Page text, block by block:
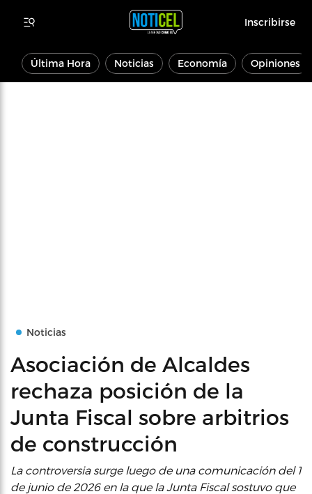
Inscribirse
Última Hora Noticias Economía Opiniones
Noticias
Asociación de Alcaldes
rechaza posición de la
Junta Fiscal sobre arbitrios
de construcción
La controversia surge luego de una comunicación del 1
de junio de 2026 en la que la Junta Fiscal sostuvo que